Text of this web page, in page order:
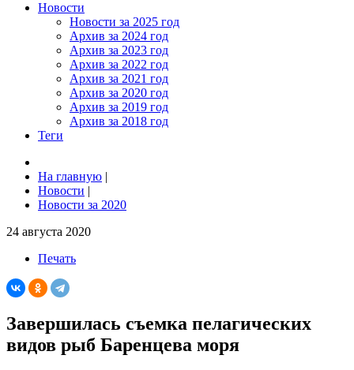
Новости
Новости за 2025 год
Архив за 2024 год
Архив за 2023 год
Архив за 2022 год
Архив за 2021 год
Архив за 2020 год
Архив за 2019 год
Архив за 2018 год
Теги
На главную |
Новости |
Новости за 2020
24 августа 2020
Печать
Завершилась съемка пелагических
видов рыб Баренцева моря